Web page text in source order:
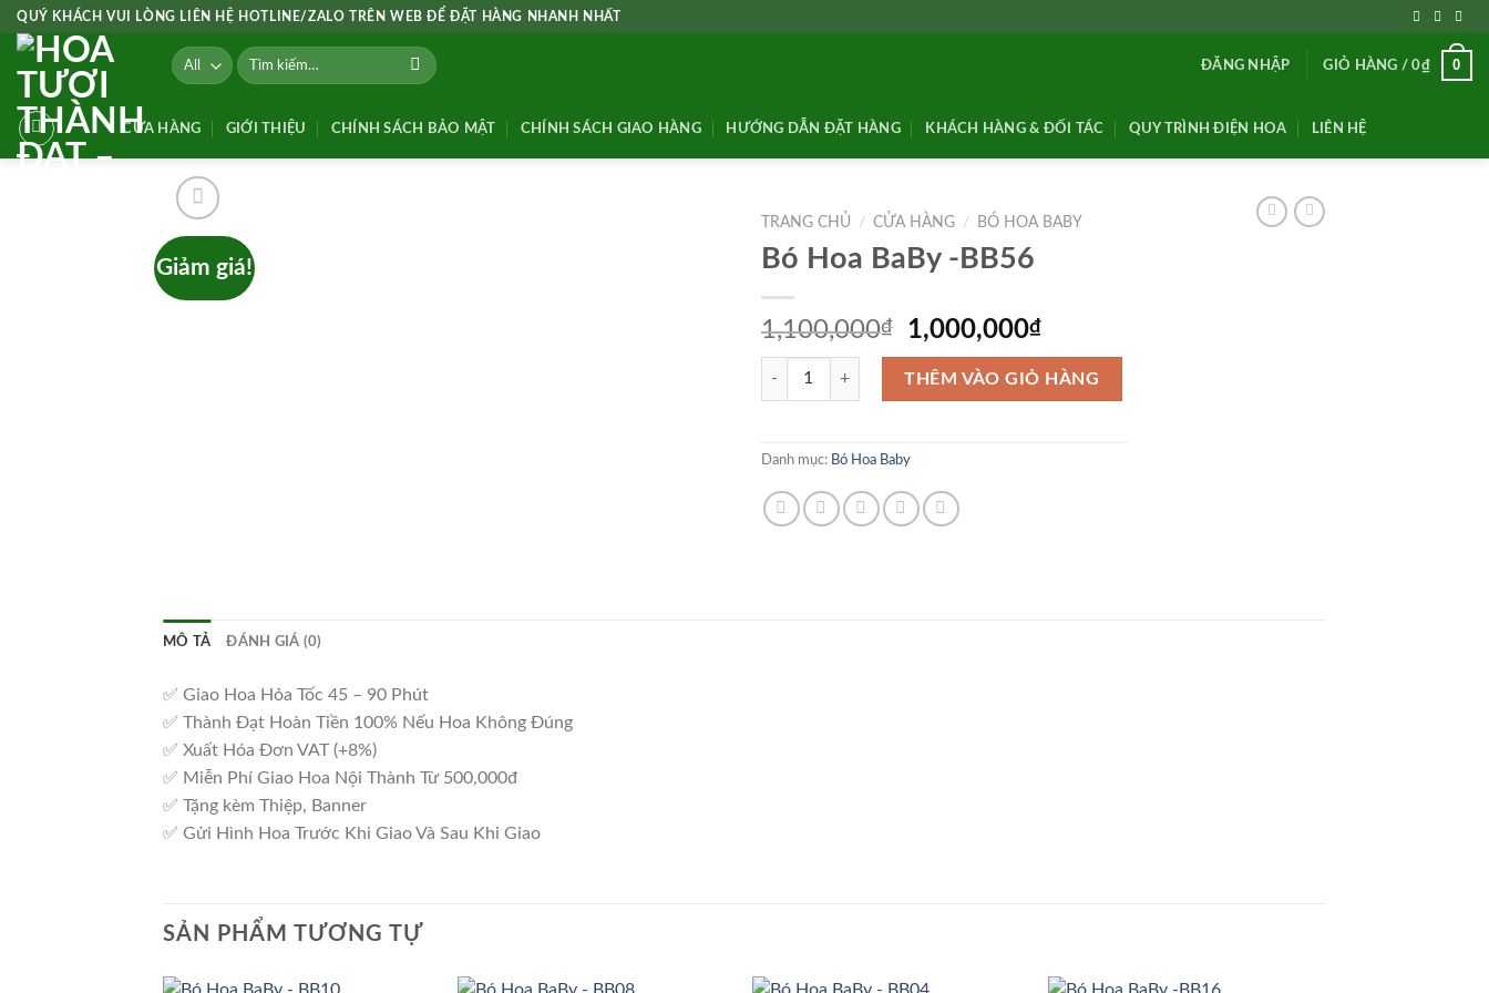
Skip
content
QUÝ KHÁCH VUI LÒNG LIÊN HỆ HOTLINE/ZALO TRÊN WEB ĐỂ ĐẶT HÀNG NHANH NHẤT
Tìm
kiếm:
ĐĂNG NHẬP GIỎ HÀNG /0₫ 0
CỬA HÀNG GIỚI THIỆU CHÍNH SÁCH BẢO MẬT CHÍNH SÁCH GIAO HÀNG HƯỚNG DẪN ĐẶT HÀNG KHÁCH HÀNG & ĐỐI TÁC QUY TRÌNH ĐIỆN HOA LIÊN HỆ
Giảm giá!
TRANG CHỦ / CỬA HÀNG / BÓ HOA BABY
Bó Hoa BaBy -BB56
1,100,000₫
Giá
gốc
là:
1,100,000₫.
1,000,000₫Giá
hiện
tại
là:
Bó Hoa BaBy -BB56 số lượng
THÊM VÀO GIỎ HÀNG
Danh mục: Bó Hoa Baby
MÔ TẢ ĐÁNH GIÁ (0)
✅ Giao Hoa Hỏa Tốc 45 – 90 Phút
✅ Thành Đạt Hoàn Tiền 100% Nếu Hoa Không Đúng
✅ Xuất Hóa Đơn VAT (+8%)
✅ Miễn Phí Giao Hoa Nội Thành Từ 500,000đ
✅ Tặng kèm Thiệp, Banner
✅ Gửi Hình Hoa Trước Khi Giao Và Sau Khi Giao
SẢN PHẨM TƯƠNG TỰ